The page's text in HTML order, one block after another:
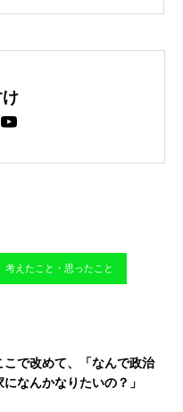
考えたこと・思ったこと
こで改めて、「なんで政治
になんかなりたいの？」